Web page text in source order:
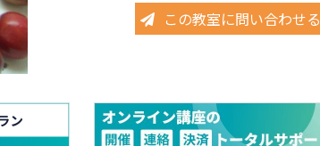
この教室に問い合わせる